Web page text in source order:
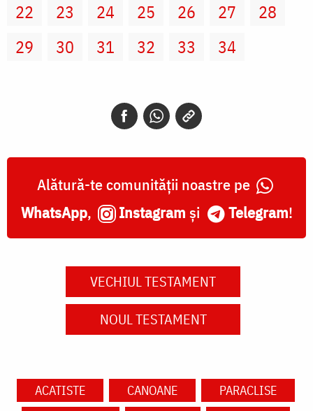
22
23 24 25 26 27
28
29
30 31 32 33 34
Alătură-te comunității noastre pe
WhatsApp, Instagram și Telegram!
VECHIUL TESTAMENT
NOUL TESTAMENT
ACATISTE CANOANE
PARACLISE